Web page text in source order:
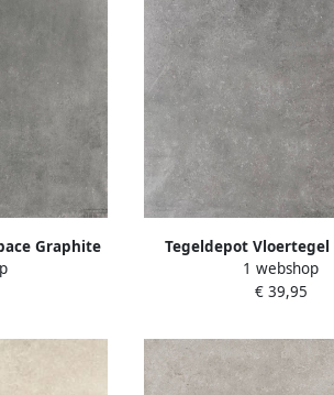
Graphite
Tegeldepot Vloertegel
Materia Antracite
(doosinhoud 1.62 m2)
1 webshop
€ 39,95